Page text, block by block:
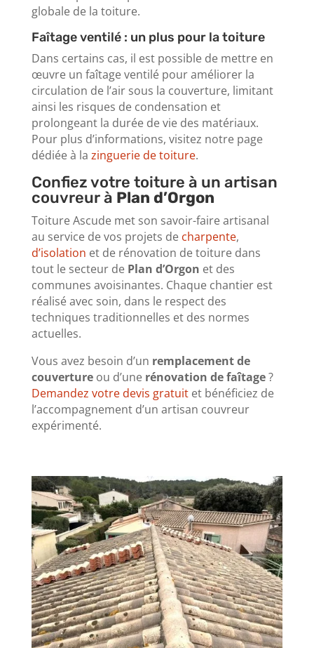
globale de la toiture.
Faîtage ventilé : un plus pour la toiture
Dans certains cas, il est possible de mettre en
œuvre un faîtage ventilé pour améliorer la
circulation de l’air sous la couverture, limitant
ainsi les risques de condensation et
prolongeant la durée de vie des matériaux.
Pour plus d’informations, visitez notre page
dédiée à la zinguerie de toiture.
Confiez votre toiture à un artisan
couvreur à Plan d’Orgon
Toiture Ascude met son savoir-faire artisanal
au service de vos projets de charpente,
d’isolation et de rénovation de toiture dans
tout le secteur de Plan d’Orgon et des
communes avoisinantes. Chaque chantier est
réalisé avec soin, dans le respect des
techniques traditionnelles et des normes
actuelles.
Vous avez besoin d’un remplacement de
couvertureou d’une rénovation de faîtage?
Demandez votre devis gratuitet bénéficiez de
l’accompagnement d’un artisan couvreur
expérimenté.